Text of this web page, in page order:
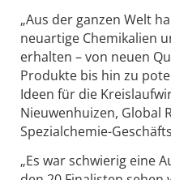
„Aus der ganzen Welt
neuartige Chemikalien
erhalten – von neuen
Produkte bis hin zu
Ideen für die
Nieuwenhuizen, Global
Spezialchemie-
„Es war schwierig eine